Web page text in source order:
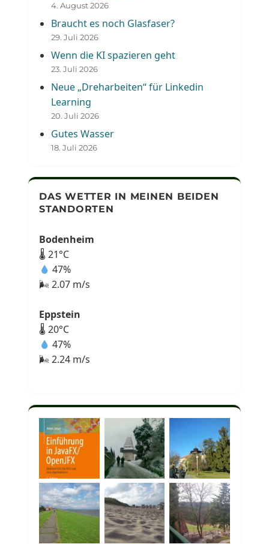
4. August 2026
Braucht es noch Glasfaser?
29. Juli 2026
Wenn die KI spazieren geht
23. Juli 2026
Neue „Dreharbeiten“ für Linkedin
Learning
20. Juli 2026
Gutes Wasser
18. Juli 2026
DAS WETTER IN MEINEN BEIDEN
STANDORTEN
Bodenheim
🌡 21°C
47%
🌬 2.07 m/s
Eppstein
🌡 20°C
47%
🌬 2.24 m/s